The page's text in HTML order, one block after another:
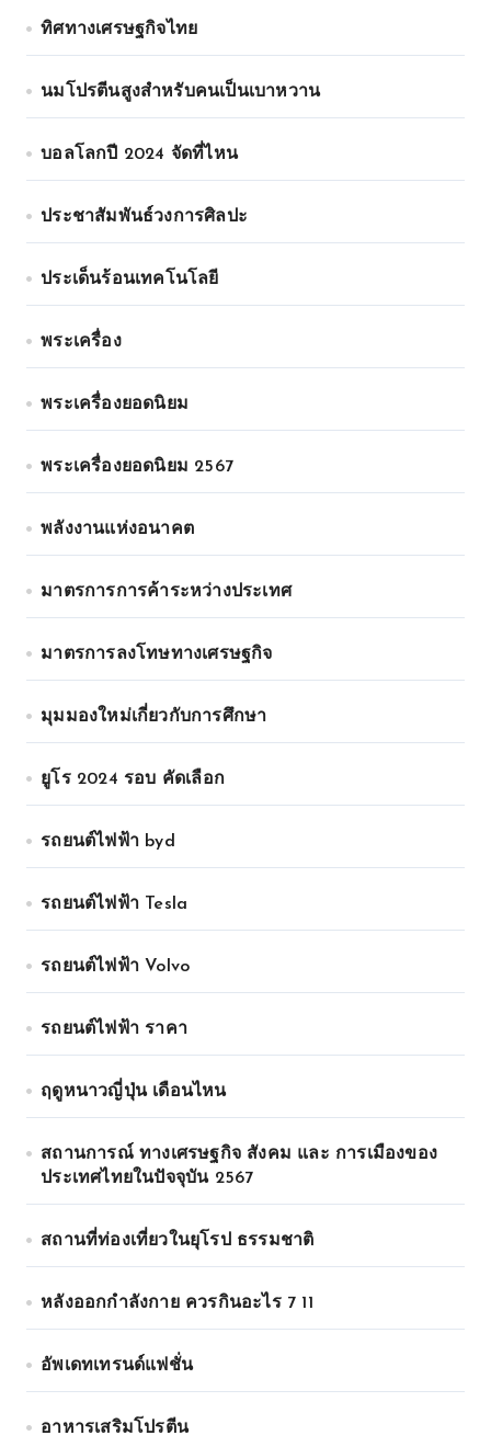
ทิศทางเศรษฐกิจไทย
นมโปรตีนสูงสำหรับคนเป็นเบาหวาน
บอลโลกปี 2024 จัดที่ไหน
ประชาสัมพันธ์วงการศิลปะ
ประเด็นร้อนเทคโนโลยี
พระเครื่อง
พระเครื่องยอดนิยม
พระเครื่องยอดนิยม 2567
พลังงานแห่งอนาคต
มาตรการการค้าระหว่างประเทศ
มาตรการลงโทษทางเศรษฐกิจ
มุมมองใหม่เกี่ยวกับการศึกษา
ยูโร 2024 รอบ คัดเลือก
รถยนต์ไฟฟ้า byd
รถยนต์ไฟฟ้า Tesla
รถยนต์ไฟฟ้า Volvo
รถยนต์ไฟฟ้า ราคา
ฤดูหนาวญี่ปุ่น เดือนไหน
สถานการณ์ ทางเศรษฐกิจ สังคม และ การเมืองของ
ประเทศไทยในปัจจุบัน 2567
สถานที่ท่องเที่ยวในยุโรป ธรรมชาติ
หลังออกกําลังกาย ควรกินอะไร 7 11
อัพเดทเทรนด์แฟชั่น
อาหารเสริมโปรตีน